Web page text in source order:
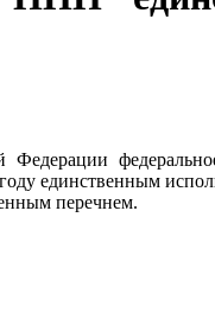
Федерации
единственным
перечнем.